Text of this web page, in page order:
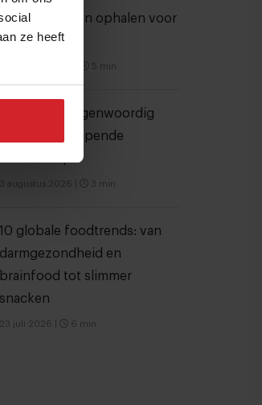
ze heeft
wil €1,5 miljoen ophalen voor
verdere groei
5 min
Bangkok is tegenwoordig
meer dan dampende
3 augustus 2026 3 min
10 globale foodtrends: van
darmgezondheid en
brainfood tot slimmer
snacken
23 juli 2026 6 min